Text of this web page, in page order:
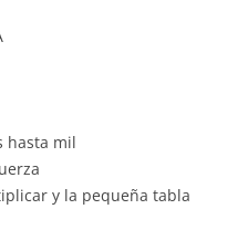
hasta mil
y la pequeña tabla